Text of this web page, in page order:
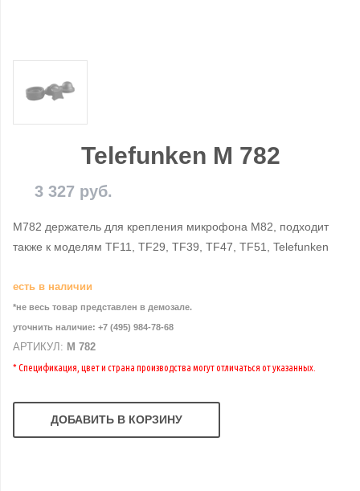
Telefunken M 782
3 327 руб.
M782 держатель для крепления микрофона M82, подходит
также к моделям TF11, TF29, TF39, TF47, TF51, Telefunken
есть в наличии
*не весь товар представлен в демозале.
уточнить наличие: +7 (495) 984-78-68
АРТИКУЛ: M 782
* Спецификация, цвет и страна производства могут отличаться от указанных.
ДОБАВИТЬ В КОРЗИНУ